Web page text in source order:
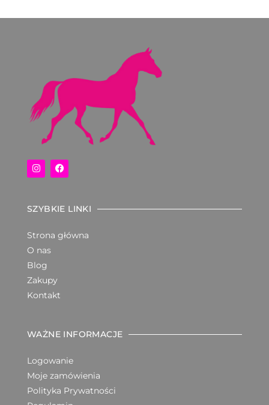
SZYBKIE LINKI
Strona główna
O nas
Blog
Zakupy
Kontakt
WAŻNE INFORMACJE
Logowanie
Moje zamówienia
Polityka Prywatności